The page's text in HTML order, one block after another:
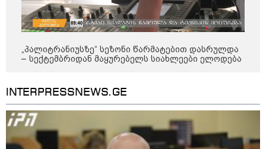
„პალიტრანიუსზე“ სეზონი წარმატებით დასრულდა
– სექტემბრიდან მაყურებელს სიახლეები ელოდება
INTERPRESSNEWS.GE